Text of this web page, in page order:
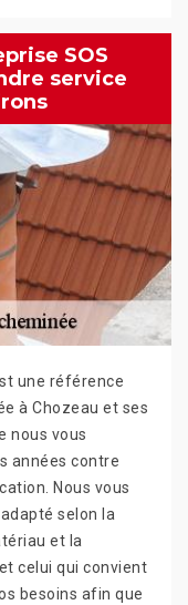
SOS
service
une référence
à Chozeau et ses
nous vous
années contre
Nous vous
selon la
et la
celui qui convient
besoins afin que